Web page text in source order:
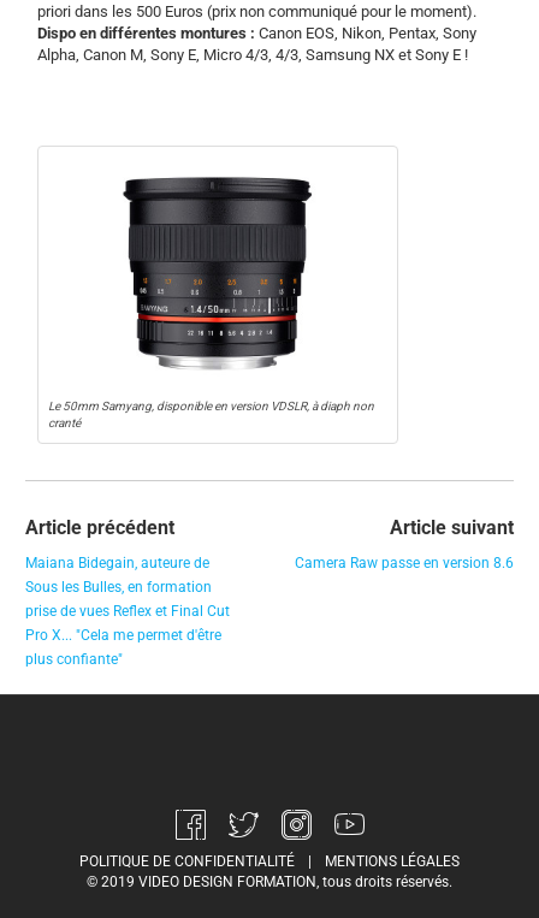
priori dans les 500 Euros (prix non communiqué pour le moment).
Dispo en différentes montures : Canon EOS, Nikon, Pentax, Sony
Alpha, Canon M, Sony E, Micro 4/3, 4/3, Samsung NX et Sony E !
Le 50mm Samyang, disponible en version VDSLR, à diaph non
cranté
Article précédent
Maiana Bidegain, auteure de
Sous les Bulles, en formation
prise de vues Reflex et Final Cut
Pro X... "Cela me permet d'être
plus confiante"
Article suivant
Camera Raw passe en version 8.6
POLITIQUE DE CONFIDENTIALITÉ |
MENTIONS LÉGALES
© 2019 VIDEO DESIGN FORMATION, tous droits réservés.